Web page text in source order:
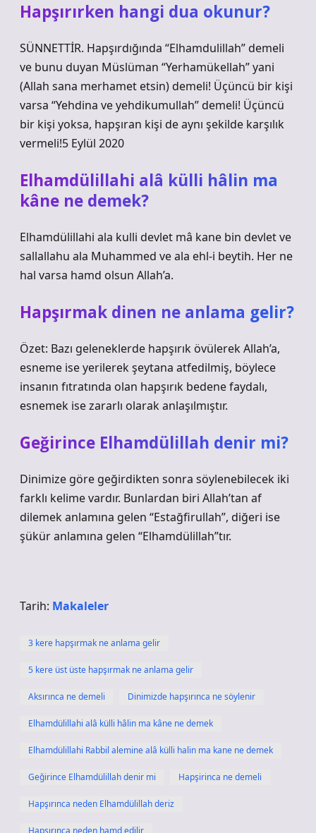
Hapşırırken hangi dua okunur?
SÜNNETTİR. Hapşırdığında “Elhamdulillah” demeli
ve bunu duyan Müslüman “Yerhamükellah” yani
(Allah sana merhamet etsin) demeli! Üçüncü bir kişi
varsa “Yehdina ve yehdikumullah” demeli! Üçüncü
bir kişi yoksa, hapşıran kişi de aynı şekilde karşılık
vermeli!5 Eylül 2020
Elhamdülillahi alâ külli hâlin ma
kâne ne demek?
Elhamdülillahi ala kulli devlet mâ kane bin devlet ve
sallallahu ala Muhammed ve ala ehl-i beytih. Her ne
hal varsa hamd olsun Allah’a.
Hapşırmak dinen ne anlama gelir?
Özet: Bazı geleneklerde hapşırık övülerek Allah’a,
esneme ise yerilerek şeytana atfedilmiş, böylece
insanın fıtratında olan hapşırık bedene faydalı,
esnemek ise zararlı olarak anlaşılmıştır.
Geğirince Elhamdülillah denir mi?
Dinimize göre geğirdikten sonra söylenebilecek iki
farklı kelime vardır. Bunlardan biri Allah’tan af
dilemek anlamına gelen “Estağfirullah”, diğeri ise
şükür anlamına gelen “Elhamdülillah”tır.
Tarih: Makaleler
3 kere hapşırmak ne anlama gelir
5 kere üst üste hapşırmak ne anlama gelir
Aksırınca ne demeli Dinimizde hapşırınca ne söylenir
Elhamdülillahi alâ külli hâlin ma kâne ne demek
Elhamdülillahi Rabbil alemine alâ külli halin ma kane ne demek
Geğirince Elhamdülillah denir mi Hapşirinca ne demeli
Hapşırınca neden Elhamdülillah deriz
Hapşırınca neden hamd edilir